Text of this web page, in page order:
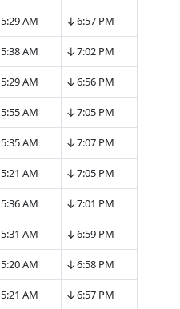
5:29 AM ↓6:57 PM
5:38 AM ↓7:02 PM
5:29 AM ↓6:56 PM
5:55 AM ↓7:05 PM
5:35 AM ↓7:07 PM
5:21 AM ↓7:05 PM
5:36 AM ↓7:01 PM
5:31 AM ↓6:59 PM
5:20 AM ↓6:58 PM
5:21 AM ↓6:57 PM